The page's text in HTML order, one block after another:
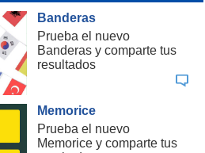
Banderas
Prueba el nuevo
Banderas y comparte tus
resultados
Memorice
Prueba el nuevo
Memorice y comparte tus